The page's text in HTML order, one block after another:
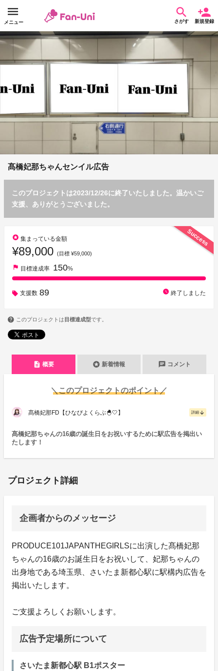
メニュー さがす 新規登録
髙橋妃那ちゃんセンイル広告
このプロジェクトは2023/12/26に終了いたしました。温かいご
支援、ありがとうございました。
Success
stars 集まっている金額
¥89,000 (目標 ¥59,000)
flag 目標達成率 150%
支援数 89 watch_later 終了しました
このプロジェクトは 目標達成型です。
description 概要 stars 新着情報 chat コメント
＼このプロジェクトのポイント／
髙橋妃那FD【ひなぴよくらぶ🐣🤍】 詳細 arrow_downward
髙橋妃那ちゃんの16歳の誕生日をお祝いするために駅広告を掲出い
たします！
プロジェクト詳細
企画者からのメッセージ
PRODUCE101JAPANTHEGIRLSに出演した髙橋妃那
ちゃんの16歳のお誕生日をお祝いして、妃那ちゃんの
出身地である埼玉県、さいたま新都心駅に駅構内広告を
掲出いたします。
ご支援よろしくお願いします。
広告予定場所について
さいたま新都心駅 B1ポスター